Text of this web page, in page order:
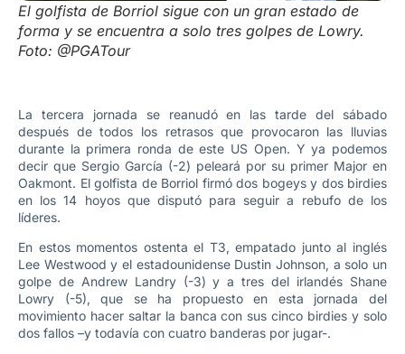
El golfista de Borriol sigue con un gran estado de
forma y se encuentra a solo tres golpes de Lowry.
Foto: @PGATour
La tercera jornada se reanudó en las tarde del sábado
después de todos los retrasos que provocaron las lluvias
durante la primera ronda de este US Open. Y ya podemos
decir que Sergio García (-2) peleará por su primer Major en
Oakmont. El golfista de Borriol firmó dos bogeys y dos birdies
en los 14 hoyos que disputó para seguir a rebufo de los
líderes.
En estos momentos ostenta el T3, empatado junto al inglés
Lee Westwood y el estadounidense Dustin Johnson, a solo un
golpe de Andrew Landry (-3) y a tres del irlandés Shane
Lowry (-5), que se ha propuesto en esta jornada del
movimiento hacer saltar la banca con sus cinco birdies y solo
dos fallos –y todavía con cuatro banderas por jugar-.